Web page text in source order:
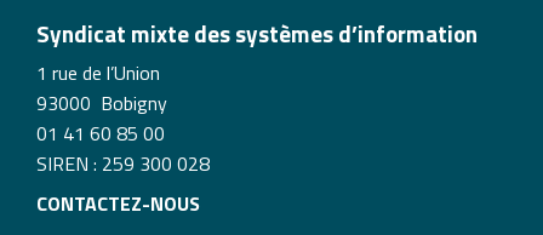
Syndicat mixte des systèmes d’information
1 rue de l’Union
93000 Bobigny
01 41 60 85 00
SIREN : 259 300 028
CONTACTEZ-NOUS